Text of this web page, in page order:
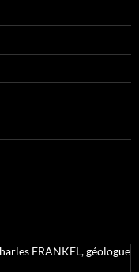
FRANKEL, géologue